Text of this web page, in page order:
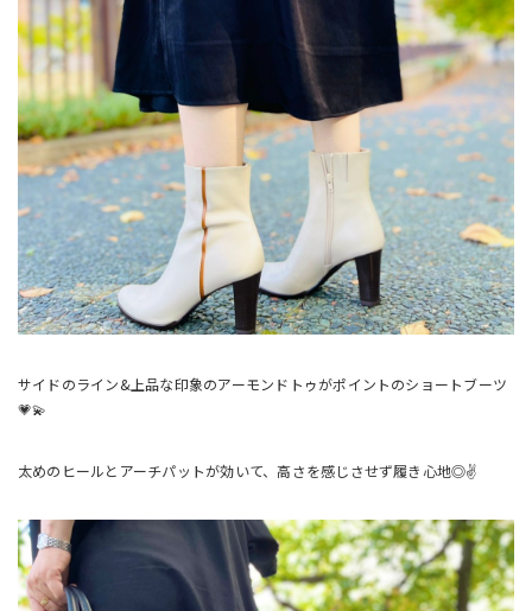
サイドのライン&上品な印象のアーモンドトゥがポイントのショートブーツ
💗💫
太めのヒールとアーチパットが効いて、高さを感じさせず履き心地◎✌️